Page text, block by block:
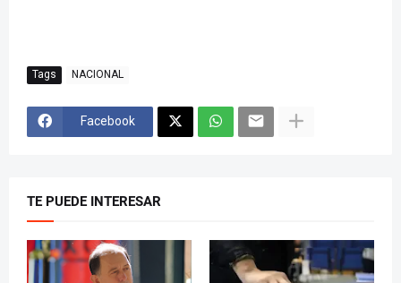
Tags NACIONAL
Facebook
TE PUEDE INTERESAR